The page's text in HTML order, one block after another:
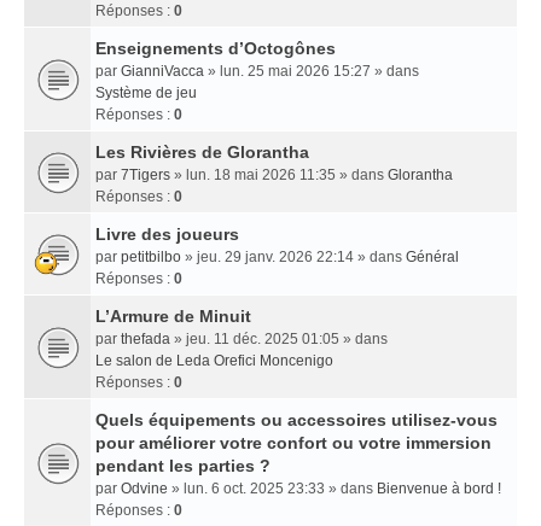
Réponses : 0
Enseignements dʼOctogônes
par GianniVacca » lun. 25 mai 2026 15:27 » dans
Système de jeu
Réponses : 0
Les Rivières de Glorantha
par 7Tigers » lun. 18 mai 2026 11:35 » dans Glorantha
Réponses : 0
Livre des joueurs
par petitbilbo » jeu. 29 janv. 2026 22:14 » dans Général
Réponses : 0
L’Armure de Minuit
par thefada » jeu. 11 déc. 2025 01:05 » dans
Le salon de Leda Orefici Moncenigo
Réponses : 0
Quels équipements ou accessoires utilisez-vous
pour améliorer votre confort ou votre immersion
pendant les parties ?
par Odvine » lun. 6 oct. 2025 23:33 » dans Bienvenue à bord !
Réponses : 0